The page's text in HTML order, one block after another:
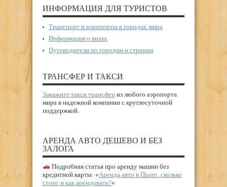
ИНФОРМАЦИЯ ДЛЯ ТУРИСТОВ
Транспорт и аэропорты в городах мира
Информация о визах
Путеводители по городам и странам
ТРАНСФЕР И ТАКСИ
Закажите такси трансфер из любого аэропорта
мира в надежной компании с круглосуточной
поддержкой.
АРЕНДА АВТО ДЕШЕВО И БЕЗ
ЗАЛОГА
Подробная статья про аренду машин без
кредитной карты: «Аренда авто в Праге: сколько
стоит и как арендовать?«